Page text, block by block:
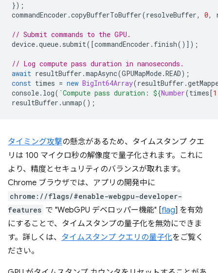
});
commandEncoder .copyBufferToBuffer(resolveBuffer, 0,
// Submit commands to the GPU.
device.queue. submit([commandEncoder . finish()]);
// Log compute pass duration in nanoseconds.
await resultBuffer .mapAsync(GPUMapMode.READ);
const times = new BigInt64Array(resultBuffer .
console. log( `Compute pass duration: ${Number(times[1
resultBuffer .unmap();
タイミング攻撃の懸念があるため、タイムスタンプ クエ
リは 100 マイクロ秒の解像度で量子化されます。これに
より、精度とセキュリティのバランスが取れます。
Chrome ブラウザでは、アプリの開発中に
chrome://flags/#enable-webgpu-developer-
features で "WebGPU デベロッパー機能" [flag] を有効
にすることで、タイムスタンプの量子化を無効にできま
す。詳しくは、 タイムスタンプ クエリの量子化をご覧く
ださい。